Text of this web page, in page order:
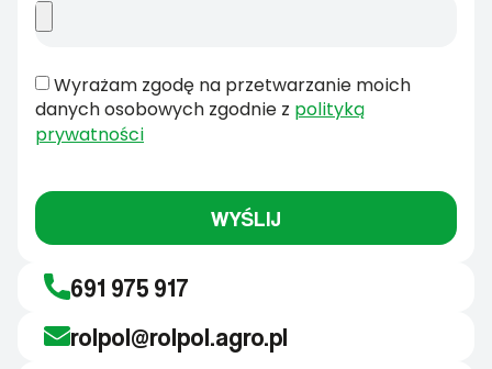
Wyrażam zgodę na przetwarzanie moich
danych osobowych zgodnie z polityką
prywatności
WYŚLIJ
691 975 917
rolpol@rolpol.agro.pl